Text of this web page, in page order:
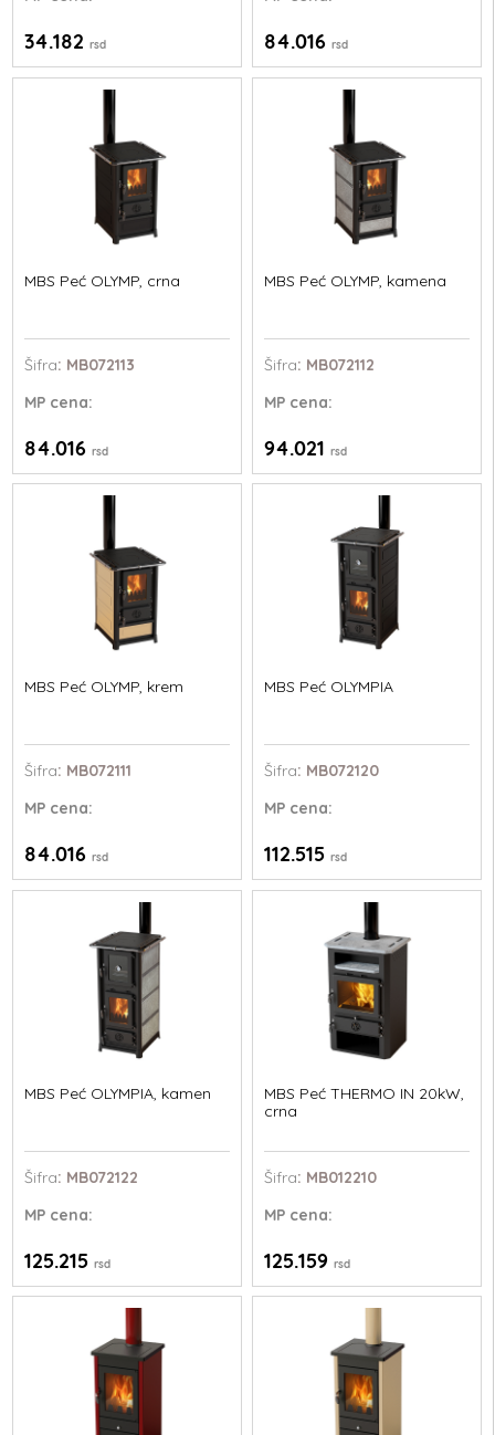
34.182rsd 84.016 rsd
MBS Peć OLYMP, crna
Šifra: MB072113
MP cena:
84.016rsd
MBS Peć OLYMP, kamena
Šifra: MB072112
MPcena:
94.021 rsd
MBS Peć OLYMP, krem
Šifra: MB072111
MP cena:
84.016rsd
MBS Peć OLYMPIA
Šifra: MB072120
MPcena:
112.515 rsd
MBS Peć OLYMPIA, kamen
Šifra: MB072122
MP cena:
125.215rsd
MBS Peć THERMO IN 20kW,
crna
Šifra: MB012210
MPcena:
125.159 rsd